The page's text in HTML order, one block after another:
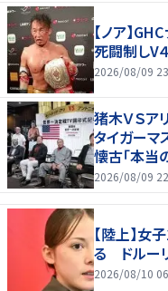
【ノア】
死闘制しV
2026/08/09
猪木ＶＳア
タイガーマ
懐古「本当
歯がゆさも」
2026/08/09
【陸上】女
る ドルー
2026/08/10